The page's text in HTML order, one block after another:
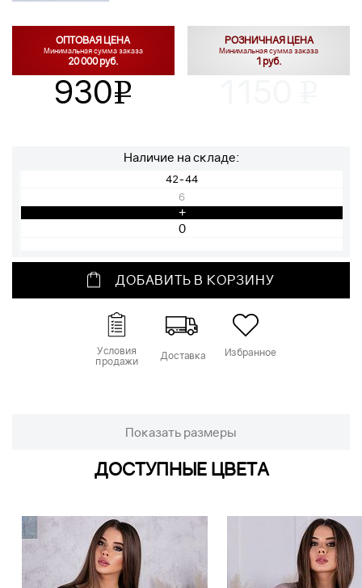
ОПТОВАЯ ЦЕНА
Минимальная сумма заказа
20 000 руб.
930v
РОЗНИЧНАЯ ЦЕНА
Минимальная сумма заказа
1 руб.
Наличие на складе:
42-44
6
+
ДОБАВИТЬ В КОРЗИНУ
Условия
продажи Доставка Избранное
Показать размеры
ДОСТУПНЫЕ ЦВЕТА